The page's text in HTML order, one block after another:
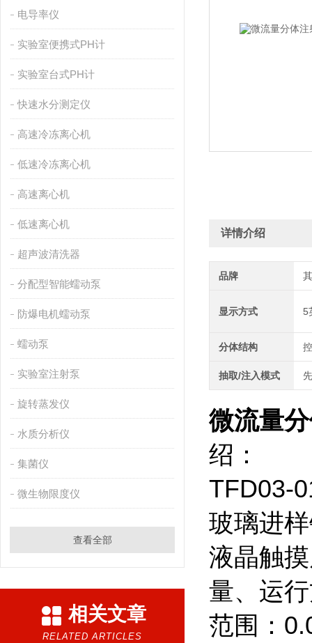
电导率仪
实验室便携式PH计
实验室台式PH计
快速水分测定仪
高速冷冻离心机
低速冷冻离心机
高速离心机
低速离心机
超声波清洗器
分配型智能蠕动泵
防爆电机蠕动泵
蠕动泵
实验室注射泵
旋转蒸发仪
水质分析仪
集菌仪
微生物限度仪
查看全部
相关文章
RELATED ARTICLES
详情介绍
品牌
显示方式 5
分体结构
抽取/注入模式
微流量
绍：
TFD03-
玻璃进
液晶触
量、运
范围：